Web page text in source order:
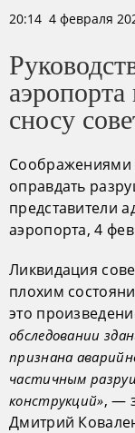
20:14 4 февраля
сносу
Соображениями
оправдать
представители
аэропорта, 4
Ликвидация
плохим
это
обследовании
признана
частичным
конструкций», —
Дмитрий